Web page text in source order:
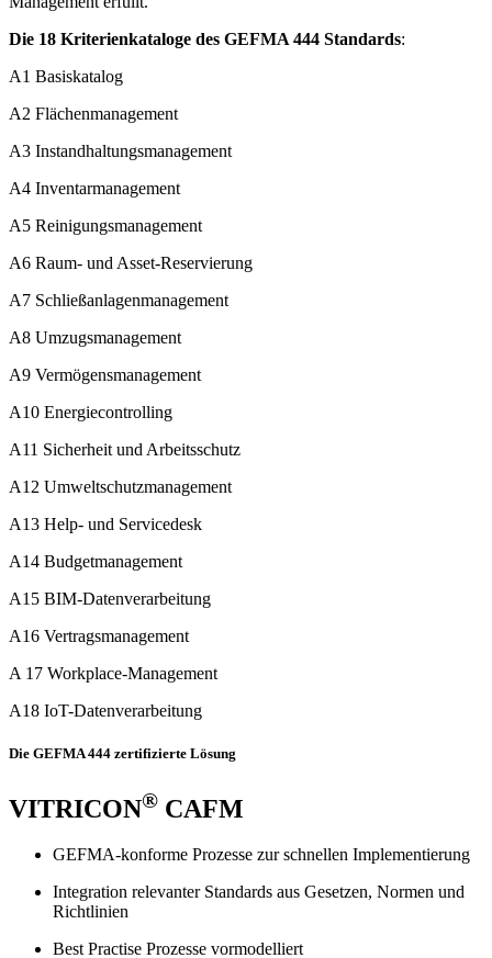
Die 18 Kriterienkataloge des GEFMA 444 Standards:
A1 Basiskatalog
A2 Flächenmanagement
A3 Instandhaltungsmanagement
A4 Inventarmanagement
A5 Reinigungsmanagement
A6 Raum- und Asset-Reservierung
A7 Schließanlagenmanagement
A8 Umzugsmanagement
A9 Vermögensmanagement
A10 Energiecontrolling
A11 Sicherheit und Arbeitsschutz
A12 Umweltschutzmanagement
A13 Help- und Servicedesk
A14 Budgetmanagement
A15 BIM-Datenverarbeitung
A16 Vertragsmanagement
A 17 Workplace-Management
A18 IoT-Datenverarbeitung
Die GEFMA 444 zertifizierte Lösung
VITRICON® CAFM
GEFMA-konforme Prozesse zur schnellen Implementierung
Integration relevanter Standards aus Gesetzen, Normen und
Richtlinien
Best Practise Prozesse vormodelliert